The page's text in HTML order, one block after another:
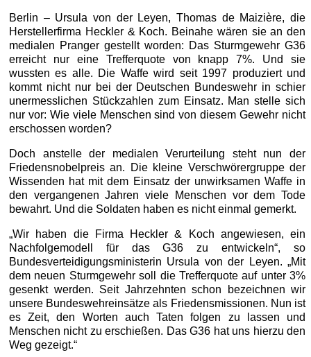
Berlin – Ursula von der Leyen, Thomas de Maizière, die
Herstellerfirma Heckler & Koch. Beinahe wären sie an den
medialen Pranger gestellt worden: Das Sturmgewehr G36
erreicht nur eine Trefferquote von knapp 7%. Und sie
wussten es alle. Die Waffe wird seit 1997 produziert und
kommt nicht nur bei der Deutschen Bundeswehr in schier
unermesslichen Stückzahlen zum Einsatz. Man stelle sich
nur vor: Wie viele Menschen sind von diesem Gewehr nicht
erschossen worden?
Doch anstelle der medialen Verurteilung steht nun der
Friedensnobelpreis an. Die kleine Verschwörergruppe der
Wissenden hat mit dem Einsatz der unwirksamen Waffe in
den vergangenen Jahren viele Menschen vor dem Tode
bewahrt. Und die Soldaten haben es nicht einmal gemerkt.
„Wir haben die Firma Heckler & Koch angewiesen, ein
Nachfolgemodell für das G36 zu entwickeln“, so
Bundesverteidigungsministerin Ursula von der Leyen. „Mit
dem neuen Sturmgewehr soll die Trefferquote auf unter 3%
gesenkt werden. Seit Jahrzehnten schon bezeichnen wir
unsere Bundeswehreinsätze als Friedensmissionen. Nun ist
es Zeit, den Worten auch Taten folgen zu lassen und
Menschen nicht zu erschießen. Das G36 hat uns hierzu den
Weg gezeigt.“